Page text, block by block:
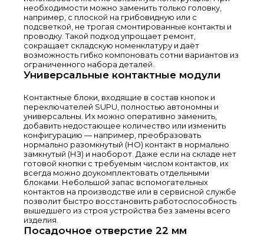
необходимости можно заменить только головку,
например, с плоской на грибовидную или с
подсветкой, не трогая смонтированные контакты и
проводку. Такой подход упрощает ремонт,
сокращает складскую номенклатуру и даёт
возможность гибко компоновать сотни вариантов из
ограниченного набора деталей.
Универсальные контактные модули
Контактные блоки, входящие в состав кнопок и
переключателей SUPU, полностью автономны и
универсальны. Их можно оперативно заменить,
добавить недостающее количество или изменить
конфигурацию — например, преобразовать
нормально разомкнутый (НО) контакт в нормально
замкнутый (НЗ) и наоборот. Даже если на складе нет
готовой кнопки с требуемым числом контактов, их
всегда можно доукомплектовать отдельными
блоками. Небольшой запас вспомогательных
контактов на производстве или в сервисной службе
позволит быстро восстановить работоспособность
вышедшего из строя устройства без замены всего
изделия.
Посадочное отверстие 22 мм